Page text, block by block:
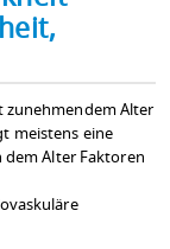
Alter
meistens eine
Alter Faktoren